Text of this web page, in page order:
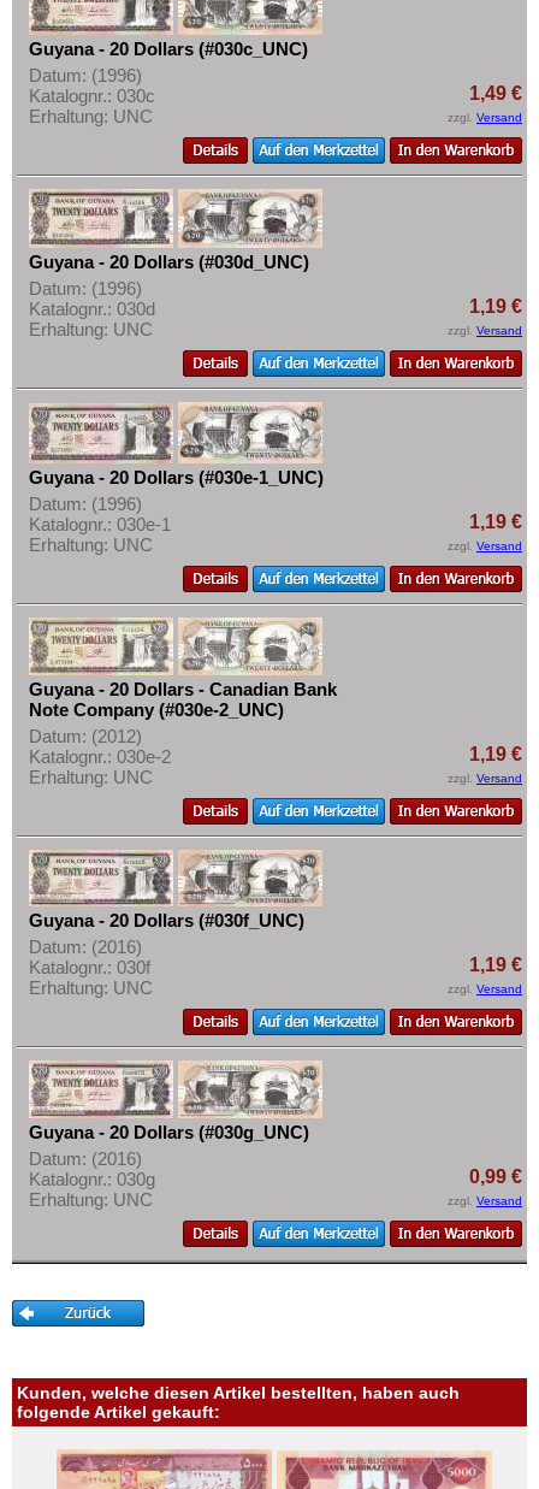
USA
Venezuela
Mehr über...
Zahlungsbedingungen
Privatsphäre und Datenschutz
Widerrufsbelehrung
Liefer- und Versandkosten
AGB
Impressum
Guyana - 20 Dollars (#030c_UNC)
Datum: (1996)
Katalognr.: 030c
Erhaltung: UNC
1,49 €
zzgl. Versand
Guyana - 20 Dollars (#030d_UNC)
Datum: (1996)
Katalognr.: 030d
Erhaltung: UNC
1,19 €
zzgl. Versand
Guyana - 20 Dollars (#030e-1_UNC)
Datum: (1996)
Katalognr.: 030e-1
Erhaltung: UNC
1,19 €
zzgl. Versand
Guyana - 20 Dollars - Canadian Bank
Note Company (#030e-2_UNC)
Datum: (2012)
Katalognr.: 030e-2
Erhaltung: UNC
1,19 €
zzgl. Versand
Guyana - 20 Dollars (#030f_UNC)
Datum: (2016)
Katalognr.: 030f
Erhaltung: UNC
1,19 €
zzgl. Versand
Guyana - 20 Dollars (#030g_UNC)
Datum: (2016)
Katalognr.: 030g
Erhaltung: UNC
0,99 €
zzgl. Versand
Kunden, welche diesen Artikel bestellten, haben auch
folgende Artikel gekauft: